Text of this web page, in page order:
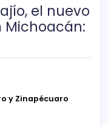
el nuevo
y Zinapécuaro